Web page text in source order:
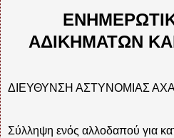
ΑΔΙΚΗΜΑΤΩΝ
ΔΙΕΥΘΥΝΣΗ ΑΣΤΥΝΟΜΙΑΣ
Σύλληψη ενός αλλοδαπού για